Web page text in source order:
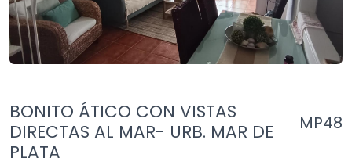
BONITO ÁTICO CON VISTAS
DIRECTAS AL MAR- URB. MAR DE
PLATA
MP48